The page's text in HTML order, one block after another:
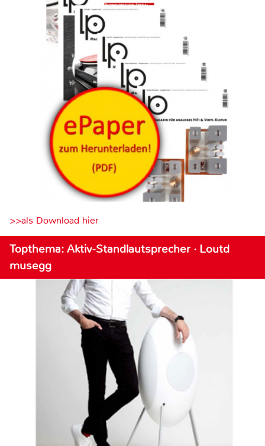
>>als Download hier
Topthema: Aktiv-Standlautsprecher · Loutd
musegg